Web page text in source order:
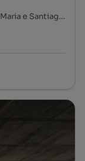
Praceta Marcelino Galhardo, Tavira (Santa Maria e Santiago), Tavira, Faro